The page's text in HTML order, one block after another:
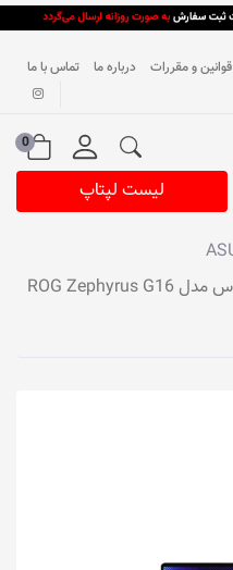
قوانین و مقررات درباره ما تماس با ما
0
لیست لپتاپ
لپ تاپ گیمینگ 16.0 اینچ ایسوس مدل ROG Zephyrus G16